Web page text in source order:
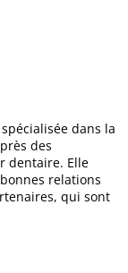
dans la
des
dentaire. Elle
relations
qui sont
par le